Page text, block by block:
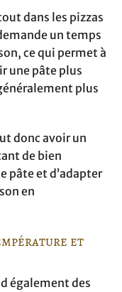
dans les pizzas
un temps
ce qui permet à
une pâte plus
plus
donc avoir un
de bien
pâte et d’adapter
en
et
également des